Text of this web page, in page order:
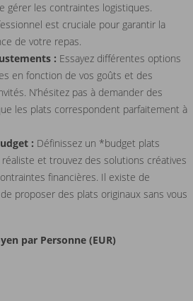
gérer les contraintes logistiques.
est cruciale pour garantir la
de votre repas.
: Essayez différentes options
en fonction de vos goûts et des
N’hésitez pas à demander des
les plats correspondent parfaitement à
: Définissez un *budget plats
et trouvez des solutions créatives
financières. Il existe de
proposer des plats originaux sans vous
par Personne (EUR)